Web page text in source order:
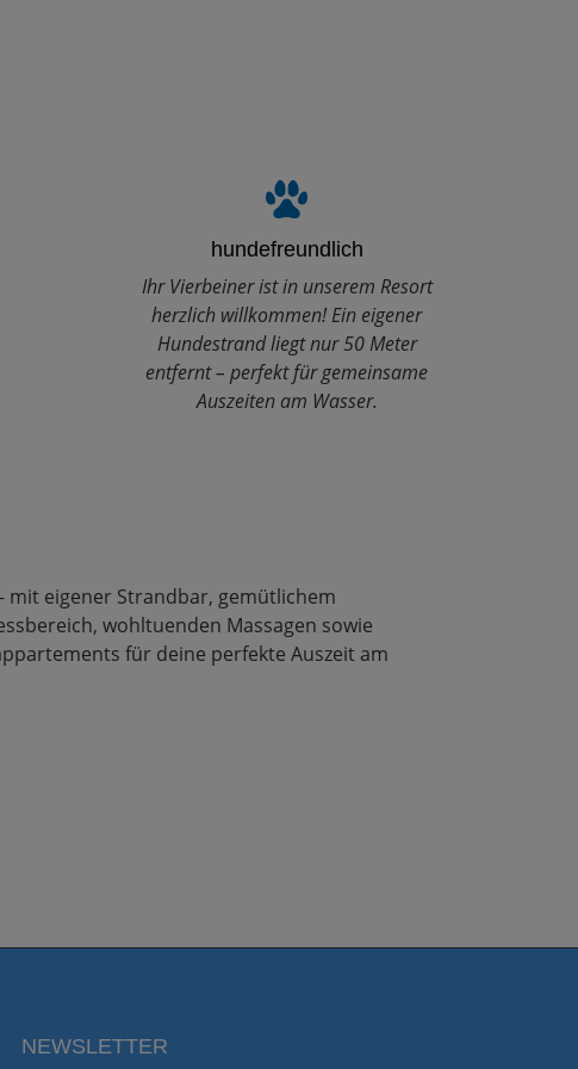
hundefreundlich
Ihr Vierbeiner ist in unserem Resort
herzlich willkommen! Ein eigener
Hundestrand liegt nur 50 Meter
entfernt – perfekt für gemeinsame
Auszeiten am Wasser.
mit eigener Strandbar, gemütlichem
wohltuenden Massagen sowie
für deine perfekte Auszeit am
NEWSLETTER